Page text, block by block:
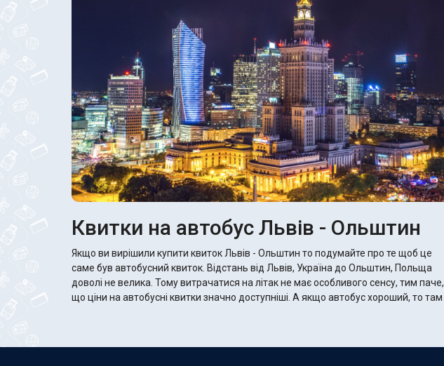
Квитки на автобус Львів - Ольштин
Якщо ви вирішили купити квиток Львів - Ольштин то подумайте про те щоб це
саме був автобусний квиток. Відстань від Львів, Україна до Ольштин, Польща
доволі не велика. Тому витрачатися на літак не має особливого сенсу, тим паче,
що ціни на автобусні квитки значно доступніші. А якщо автобус хороший, то там